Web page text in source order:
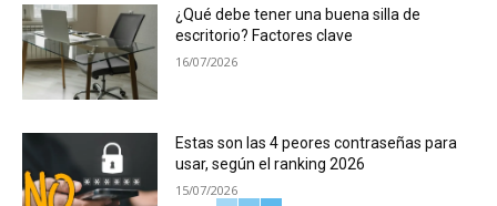
¿Qué debe tener una buena silla de
escritorio? Factores clave
16/07/2026
Estas son las 4 peores contraseñas para
usar, según el ranking 2026
15/07/2026